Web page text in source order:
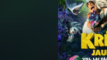
Мероприятия
Новости